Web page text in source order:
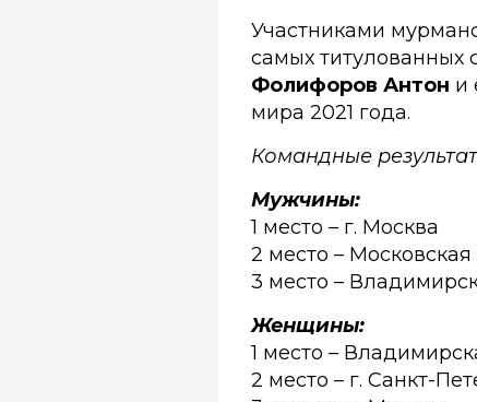
Участниками
самых титулованных
Фолифоров Антон и
мира 2021 года.
Командные
Мужчины:
1 место – г. Москва
2 место – Московская
3 место –
Женщины:
1 место –
2 место – г. Санкт-